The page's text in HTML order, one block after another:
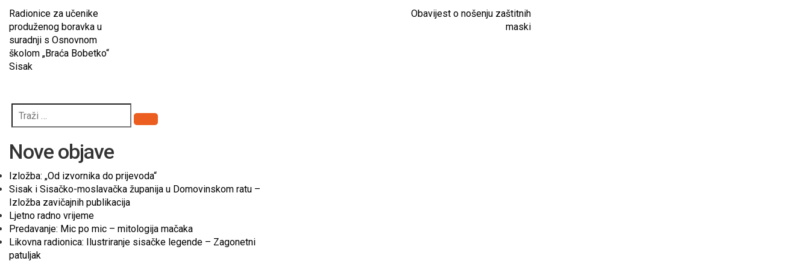
Radionice za učenike
produženog boravka u
suradnji s Osnovnom
školom „Braća Bobetko“
Sisak
Obavijest o nošenju zaštitnih
maski
Pretraži
Nove objave
Izložba: „Od izvornika do prijevoda“
Sisak i Sisačko-moslavačka županija u Domovinskom ratu –
Izložba zavičajnih publikacija
Ljetno radno vrijeme
Predavanje: Mic po mic – mitologija mačaka
Likovna radionica: Ilustriranje sisačke legende – Zagonetni
patuljak